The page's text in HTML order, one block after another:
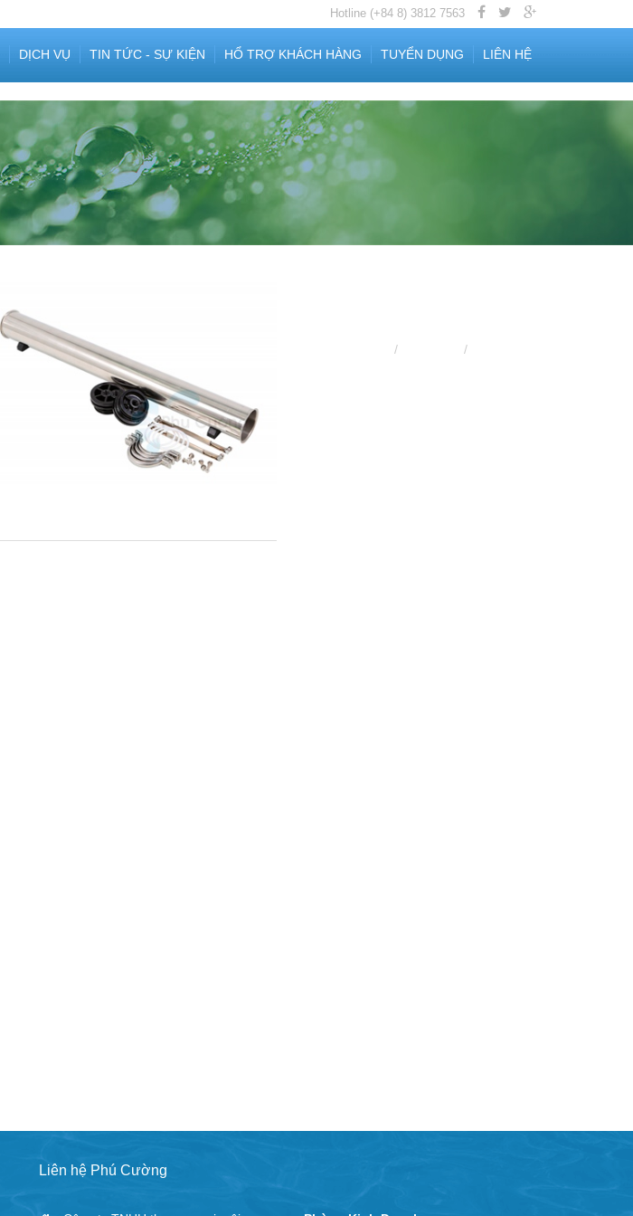
Hotline (+84 8) 3812 7563
DỊCH VỤ TIN TỨC - SỰ KIỆN HỔ TRỢ KHÁCH HÀNG TUYỂN DỤNG LIÊN HỆ
Liên hệ Phú Cường